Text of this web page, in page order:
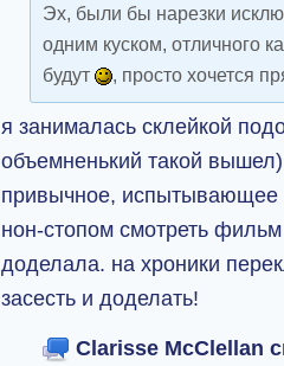
Эх, были бы нарезки
одним куском, отличного
будут
, просто хочется
я занималась склейкой
объемненький такой
привычное, испытывающее
нон-стопом смотреть
доделала. на хроники
засесть и доделать!
Clarisse McClellan